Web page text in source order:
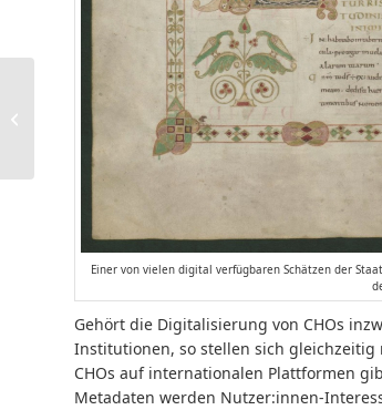
Einer von vielen digital verfügbaren Schätzen der
Gehört die Digitalisierung von CHOs
Institutionen, so stellen sich
CHOs auf internationalen Plattformen
Metadaten werden Nutzer:innen-
Testzugang: „Enlarged
YeonHaengRok
Collections“ bis zum 7.